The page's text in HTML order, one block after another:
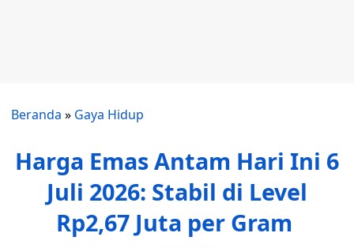
Beranda » Gaya Hidup
Harga Emas Antam Hari Ini 6
Juli 2026: Stabil di Level
Rp2,67 Juta per Gram